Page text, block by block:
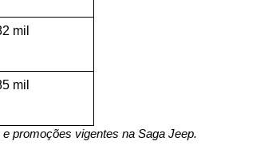
mil
mil
promoções vigentes na Saga Jeep.